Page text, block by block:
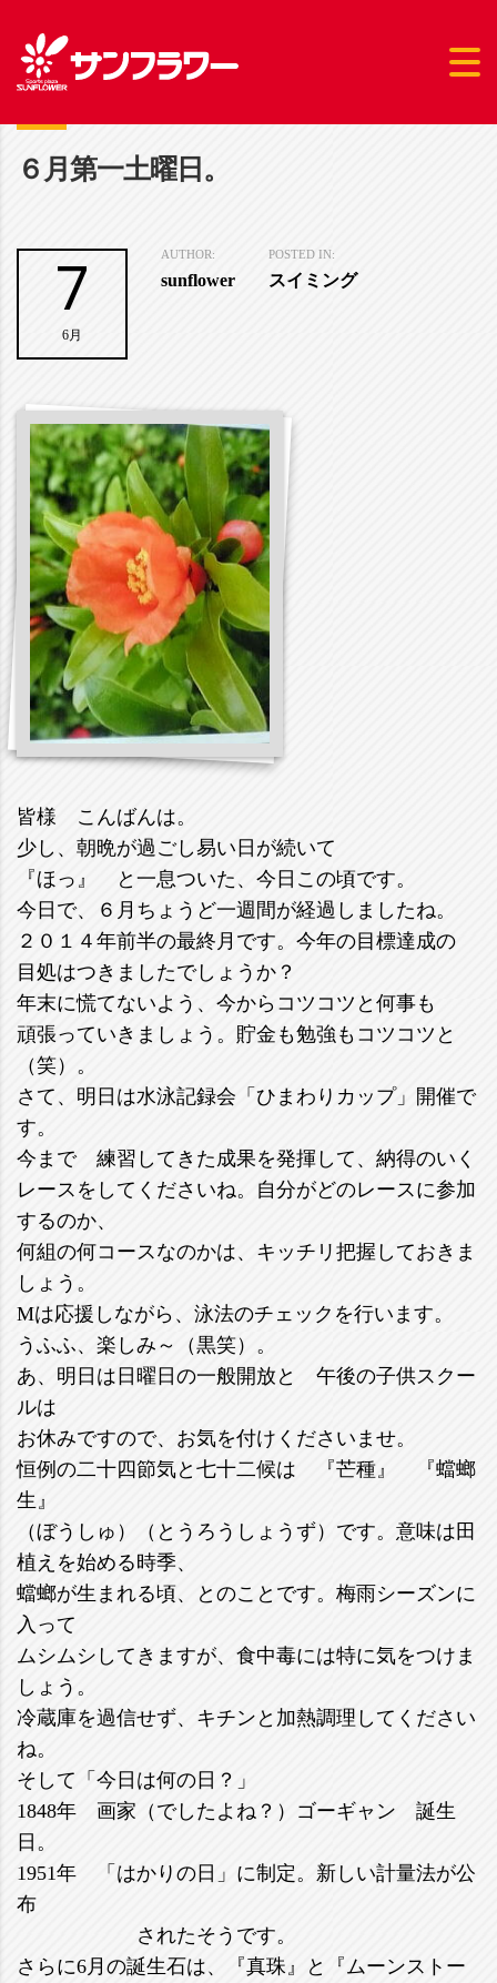
６月第一土曜日。
7
6月
AUTHOR:
sunflower
POSTED IN:
スイミング
皆様 こんばんは。
少し、朝晩が過ごし易い日が続いて
『ほっ』 と一息ついた、今日この頃です。
今日で、６月ちょうど一週間が経過しましたね。
２０１４年前半の最終月です。今年の目標達成の
目処はつきましたでしょうか？
年末に慌てないよう、今からコツコツと何事も
頑張っていきましょう。貯金も勉強もコツコツと
（笑）。
さて、明日は水泳記録会「ひまわりカップ」開催で
す。
今まで 練習してきた成果を発揮して、納得のいく
レースをしてくださいね。自分がどのレースに参加
するのか、
何組の何コースなのかは、キッチリ把握しておきま
しょう。
Mは応援しながら、泳法のチェックを行います。
うふふ、楽しみ～（黒笑）。
あ、明日は日曜日の一般開放と 午後の子供スクー
ルは
お休みですので、お気を付けくださいませ。
恒例の二十四節気と七十二候は 『芒種』 『蟷螂
生』
（ぼうしゅ）（とうろうしょうず）です。意味は田
植えを始める時季、
蟷螂が生まれる頃、とのことです。梅雨シーズンに
入って
ムシムシしてきますが、食中毒には特に気をつけま
しょう。
冷蔵庫を過信せず、キチンと加熱調理してください
ね。
そして「今日は何の日？」
1848年 画家（でしたよね？）ゴーギャン 誕生
日。
1951年 「はかりの日」に制定。新しい計量法が公
布
されたそうです。
さらに6月の誕生石は、『真珠』と『ムーンストー